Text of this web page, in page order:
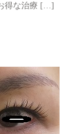
得な治療 […]